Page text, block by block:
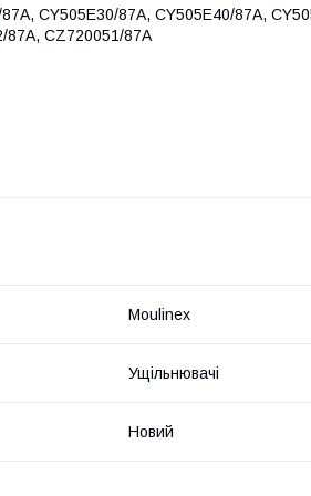
CY505E30/87A, CY505E40/87A,
87A, CZ720051/87A
Moulinex
Ущільнювачі
Новий